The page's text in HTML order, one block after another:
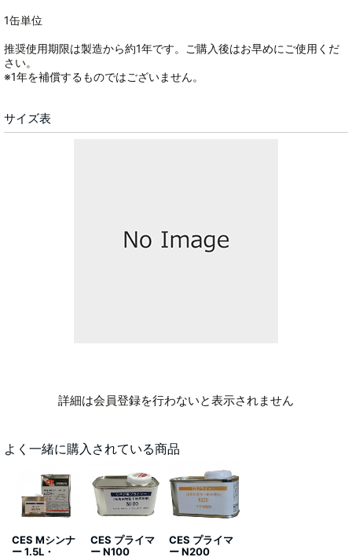
1缶単位
推奨使用期限は製造から約1年です。ご購入後はお早めにご使用くだ
さい。
※1年を補償するものではございません。
サイズ表
詳細は会員登録を行わないと表示されません
よく一緒に購入されている商品
CES Mシンナ
ー 1.5L・
CES プライマ
ー N100
CES プライマ
ー N200